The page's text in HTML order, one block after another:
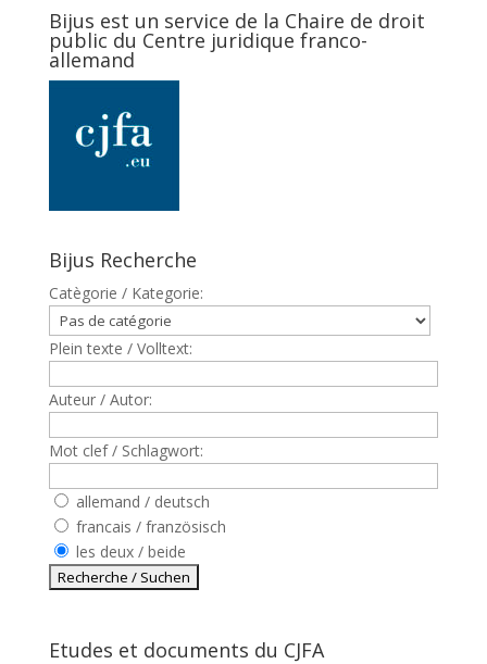
Bijus est un service de la Chaire de droit
public du Centre juridique franco-
allemand
Bijus Recherche
Catègorie / Kategorie:
Plein texte / Volltext:
Auteur / Autor:
Mot clef / Schlagwort:
allemand / deutsch
francais / französisch
les deux / beide
Etudes et documents du CJFA